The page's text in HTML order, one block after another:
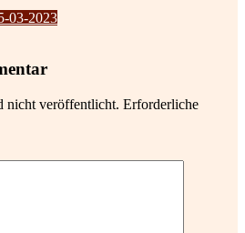
03-2023
nicht veröffentlicht. Erforderliche